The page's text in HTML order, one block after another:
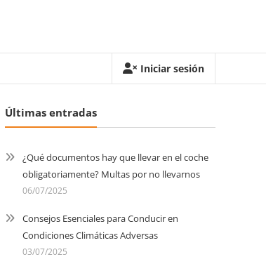
Iniciar sesión
Últimas entradas
¿Qué documentos hay que llevar en el coche
obligatoriamente? Multas por no llevarnos
06/07/2025
Consejos Esenciales para Conducir en
Condiciones Climáticas Adversas
03/07/2025